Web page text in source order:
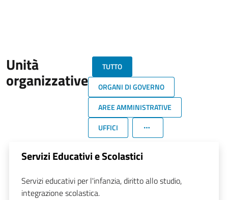
Unità
organizzative
TUTTO
ORGANI DI GOVERNO
AREE AMMINISTRATIVE
UFFICI
Servizi Educativi e Scolastici
Servizi educativi per l'infanzia, diritto allo studio,
integrazione scolastica.